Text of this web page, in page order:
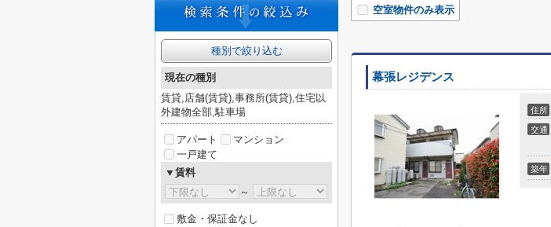
空室物件のみ表示
幕張レジデンス
住所
交通
築年
種別で絞り込む
現在の種別
賃貸,店舗(賃貸),事務所(賃貸),住宅以
外建物全部,駐車場
アパート
マンション
一戸建て
▼賃料
～
敷金・保証金なし